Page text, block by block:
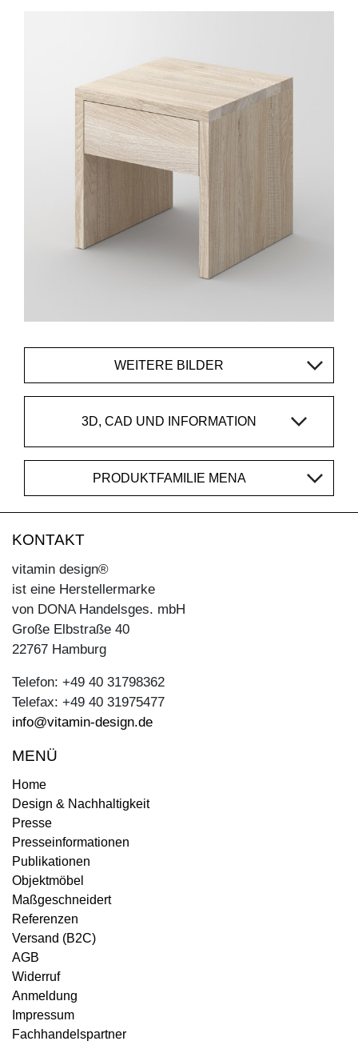
WEITERE BILDER
3D, CAD UND INFORMATION
PRODUKTFAMILIE MENA
KONTAKT
vitamin design®
ist eine Herstellermarke
von DONA Handelsges. mbH
Große Elbstraße 40
22767 Hamburg
Telefon: +49 40 31798362
Telefax: +49 40 31975477
info@vitamin-design.de
MENÜ
Home
Design & Nachhaltigkeit
Presse
Presseinformationen
Publikationen
Objektmöbel
Maßgeschneidert
Referenzen
Versand (B2C)
AGB
Widerruf
Anmeldung
Impressum
Fachhandelspartner